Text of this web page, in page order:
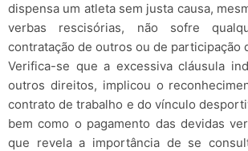
dispensa um atleta sem justa causa,
verbas rescisórias, não sofre
contratação de outros ou de participação
Verifica-se que a excessiva cláusula
outros direitos, implicou o
contrato de trabalho e do vínculo
bem como o pagamento das devidas
que revela a importância de se